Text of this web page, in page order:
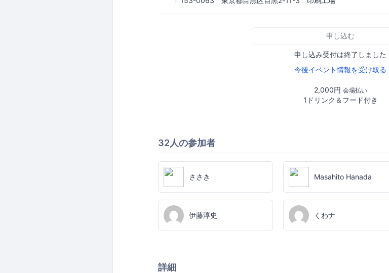
申し込む
申し込み受付は終了しました
今後イベント情報を受け取る
2,000円 会場払い
1ドリンク＆フード付き
32人の参加者
ささき Masahito Hanada
伊藤淳史 くわナ
詳細